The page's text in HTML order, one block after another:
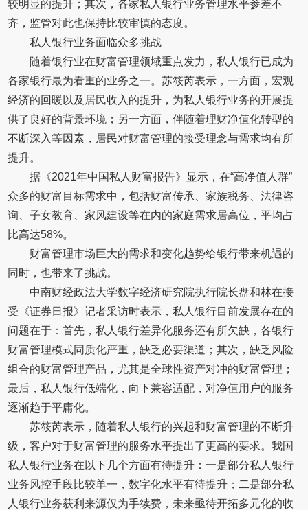
较明显的提升；其次，各家私人银行业务管理水平参差不
齐，监管对此也保持比较审慎的态度。
私人银行业务面临众多挑战
随着银行业在财富管理领域重点发力，私人银行已成为
各家银行最为看重的业务之一。苏筱芮表示，一方面，宏观
经济的回暖以及居民收入的提升，为私人银行业务的开展提
供了良好的背景环境；另一方面，伴随着理财净值化转型的
不断深入等因素，居民对财富管理的接受理念与需求均有所
提升。
据《2021年中国私人财富报告》显示，在“高净值人群”
众多的财富目标需求中，包括财富传承、家族税务、法律咨
询、子女教育、家风建设等在内的家庭需求居高位，平均占
比高达58%。
财富管理市场巨大的需求和变化趋势给银行带来机遇的
同时，也带来了挑战。
中南财经政法大学数字经济研究院执行院长盘和林在接
受《证券日报》记者采访时表示，私人银行目前发展存在的
问题在于：首先，私人银行差异化服务还有所欠缺，各银行
财富管理模式同质化严重，缺乏必要渠道；其次，缺乏风险
组合的财富管理产品，尤其是全球性资产对冲的财富管理；
最后，私人银行低端化，向下兼容适配，对净值用户的服务
逐渐趋于平庸化。
苏筱芮表示，随着私人银行的兴起和财富管理的不断升
级，客户对于财富管理的服务水平提出了更高的要求。我国
私人银行业务在以下几个方面有待提升：一是部分私人银行
业务风控手段比较单一，数字化水平有待提升；二是部分私
人银行业务获利来源仅为手续费，未来亟待开拓多元化的收